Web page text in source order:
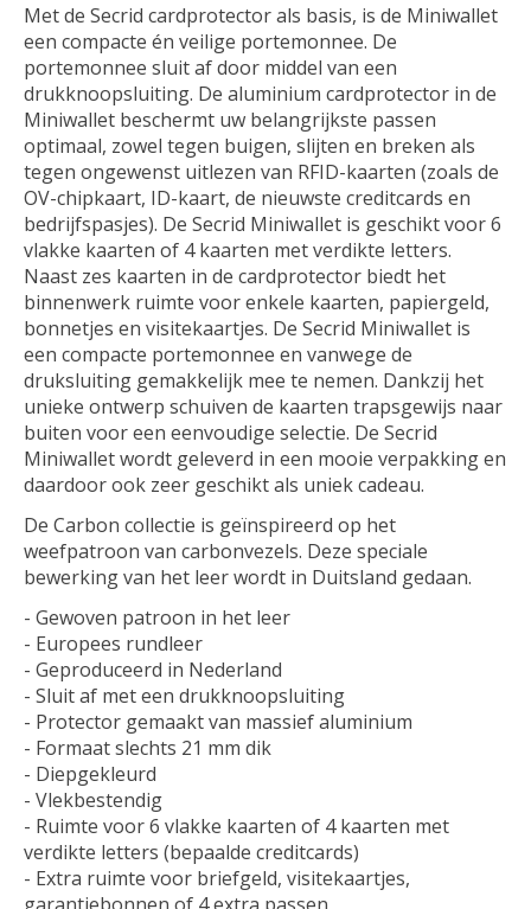
Met de Secrid cardprotector als basis, is de Miniwallet
een compacte én veilige portemonnee. De
portemonnee sluit af door middel van een
drukknoopsluiting. De aluminium cardprotector in de
Miniwallet beschermt uw belangrijkste passen
optimaal, zowel tegen buigen, slijten en breken als
tegen ongewenst uitlezen van RFID-kaarten (zoals de
OV-chipkaart, ID-kaart, de nieuwste creditcards en
bedrijfspasjes). De Secrid Miniwallet is geschikt voor 6
vlakke kaarten of 4 kaarten met verdikte letters.
Naast zes kaarten in de cardprotector biedt het
binnenwerk ruimte voor enkele kaarten, papiergeld,
bonnetjes en visitekaartjes. De Secrid Miniwallet is
een compacte portemonnee en vanwege de
druksluiting gemakkelijk mee te nemen. Dankzij het
unieke ontwerp schuiven de kaarten trapsgewijs naar
buiten voor een eenvoudige selectie. De Secrid
Miniwallet wordt geleverd in een mooie verpakking en
daardoor ook zeer geschikt als uniek cadeau.
De Carbon collectie is geïnspireerd op het
weefpatroon van carbonvezels. Deze speciale
bewerking van het leer wordt in Duitsland gedaan.
- Gewoven patroon in het leer
- Europees rundleer
- Geproduceerd in Nederland
- Sluit af met een drukknoopsluiting
- Protector gemaakt van massief aluminium
- Formaat slechts 21 mm dik
- Diepgekleurd
- Vlekbestendig
- Ruimte voor 6 vlakke kaarten of 4 kaarten met
verdikte letters (bepaalde creditcards)
- Extra ruimte voor briefgeld, visitekaartjes,
garantiebonnen of 4 extra passen